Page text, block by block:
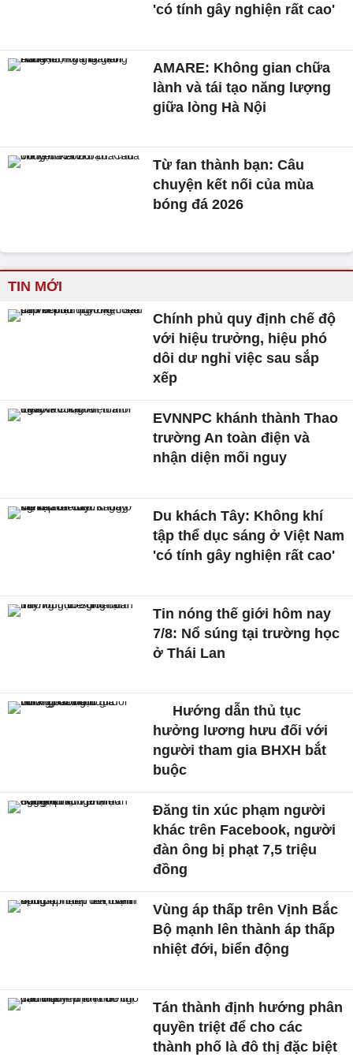
'có tính gây nghiện rất cao'
AMARE: Không gian chữa
lành và tái tạo năng lượng
giữa lòng Hà Nội
Từ fan thành bạn: Câu
chuyện kết nối của mùa
bóng đá 2026
TIN MỚI
Chính phủ quy định chế độ
với hiệu trưởng, hiệu phó
dôi dư nghỉ việc sau sắp
xếp
EVNNPC khánh thành Thao
trường An toàn điện và
nhận diện mối nguy
Du khách Tây: Không khí
tập thể dục sáng ở Việt Nam
'có tính gây nghiện rất cao'
Tin nóng thế giới hôm nay
7/8: Nổ súng tại trường học
ở Thái Lan
Hướng dẫn thủ tục
hưởng lương hưu đối với
người tham gia BHXH bắt
buộc
Đăng tin xúc phạm người
khác trên Facebook, người
đàn ông bị phạt 7,5 triệu
đồng
Vùng áp thấp trên Vịnh Bắc
Bộ mạnh lên thành áp thấp
nhiệt đới, biển động
Tán thành định hướng phân
quyền triệt để cho các
thành phố là đô thị đặc biệt